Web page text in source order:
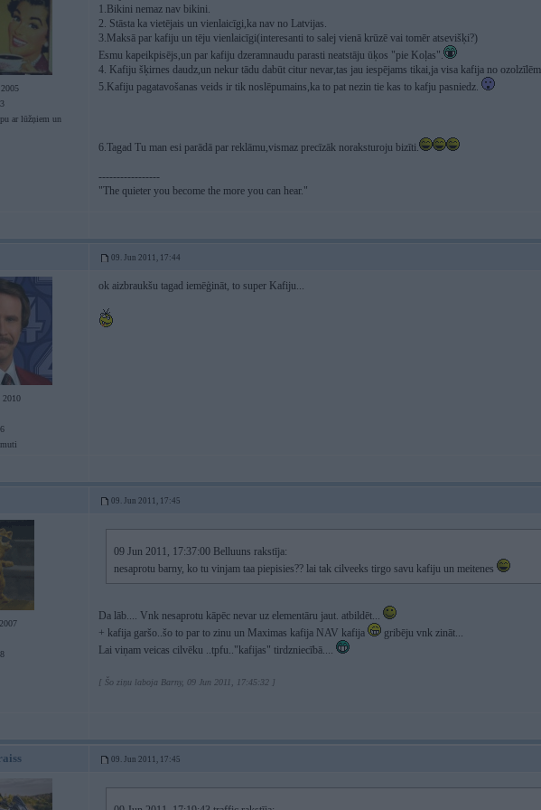
ar lūžņiem un
1.Bikini nemaz nav bikini.
2. Stāsta ka vietējais un vienlaicīgi,ka nav no Latvijas.
3.Maksā par kafiju un tēju vienlaicīgi(interesanti to salej vienā krūzē vai tomēr atsevišķi?)
Esmu kapeikpisējs,un par kafiju dzeramnaudu parasti neatstāju ūķos "pie Koļas".
4. Kafiju šķirnes daudz,un nekur tādu dabūt citur nevar,tas jau iespējams tikai,ja visa kafija no
5.Kafiju pagatavošanas veids ir tik noslēpumains,ka to pat nezin tie kas to kafju pasniedz.
6.Tagad Tu man esi parādā par reklāmu,vismaz precīzāk noraksturoju bizīti.
-----------------
"The quieter you become the more you can hear."
09. Jun 2011, 17:44
2010
ok aizbraukšu tagad iemēģināt, to super Kafiju...
09. Jun 2011, 17:45
09 Jun 2011, 17:37:00 Belluuns rakstīja:
nesaprotu barny, ko tu vinjam taa piepisies?? lai tak cilveeks tirgo savu kafiju un meitenes
Da lāb.... Vnk nesaprotu kāpēc nevar uz elementāru jaut. atbildēt...
+ kafija garšo..šo to par to zinu un Maximas kafija NAV kafija
gribēju vnk zināt...
Lai viņam veicas cilvēku ..tpfu.."kafijas" tirdzniecībā....
[ Šo ziņu laboja Barny, 09 Jun 2011, 17:45:32 ]
09. Jun 2011, 17:45